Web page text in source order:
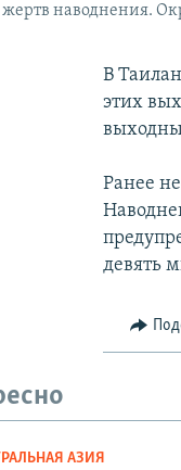
наводнения.
В
этих
Ранее
девять
АЗИЯ